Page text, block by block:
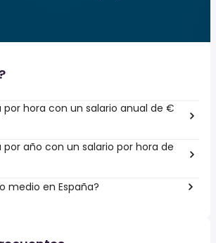
hora con un salario anual de €
año con un salario por hora de
medio en España?